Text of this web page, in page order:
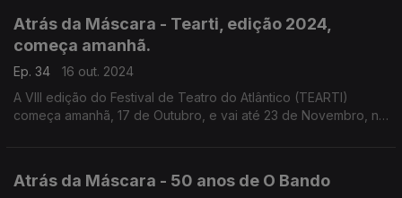
Atrás da Máscara - Tearti, edição 2024,
começa amanhã.
Ep. 34
16 out. 2024
A VIII edição do Festival de Teatro do Atlântico (TEARTI)
começa amanhã, 17 de Outubro, e vai até 23 de Novembro, na
Atrás da Máscara - 50 anos de O Bando